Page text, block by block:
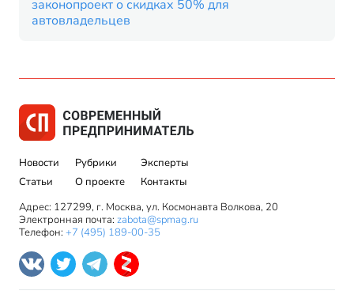
законопроект о скидках 50% для
автовладельцев
Новости
Статьи
Рубрики
О проекте
Эксперты
Контакты
Адрес: 127299, г. Москва, ул. Космонавта Волкова, 20
Электронная почта: zabota@spmag.ru
Телефон: +7 (495) 189-00-35